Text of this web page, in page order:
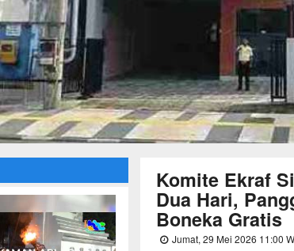
Komite Ekraf
Dua Hari,
Boneka Gratis
Jumat, 29 Mei 2026 11:00